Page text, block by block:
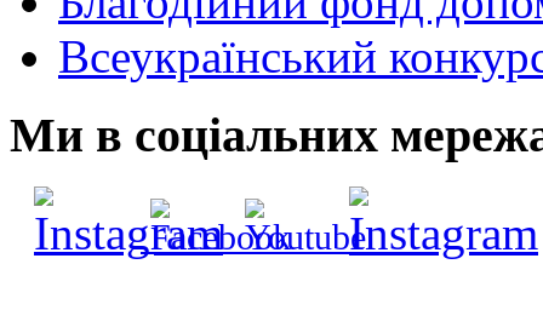
Всеукраїнський
Ми в соціальних